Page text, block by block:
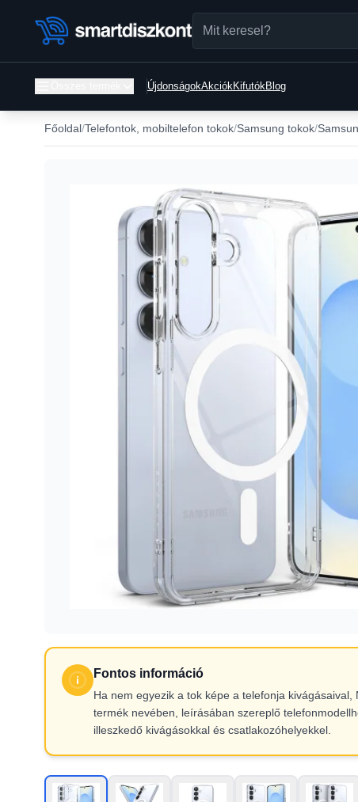
ÚjdonságokAkciókKifutókBlog
Főoldal Telefontok, mobiltelefon tokok Samsung tokok
Fontos információ
Ha nem egyezik a tok képe a telefonja kivágásaival,
termék nevében, leírásában szereplő
illeszkedő kivágásokkal és csatlakozóhelyekkel.